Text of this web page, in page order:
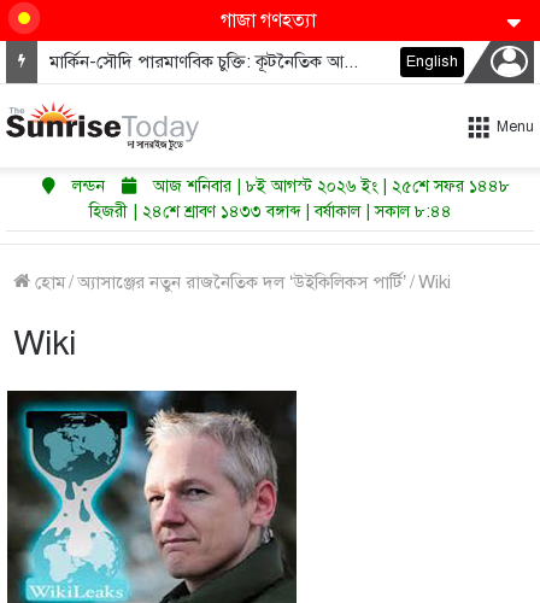
গাজা গণহত্যা
মার্কিন-সৌদি পারমাণবিক চুক্তি: কূটনৈতিক আল্টিমেটামে আটকে পড়া জ্বালানি অংশীদারিত্ব English
Menu
লন্ডন
আজ শনিবার | ৮ই আগস্ট ২০২৬ ইং | ২৫শে সফর ১৪৪৮
হিজরী | ২৪শে শ্রাবণ ১৪৩৩ বঙ্গাব্দ | বর্ষাকাল | সকাল ৮:৪৪
হোম/অ্যাসাঞ্জের নতুন রাজনৈতিক দল ‘উইকিলিকস পার্টি’/Wiki
Wiki